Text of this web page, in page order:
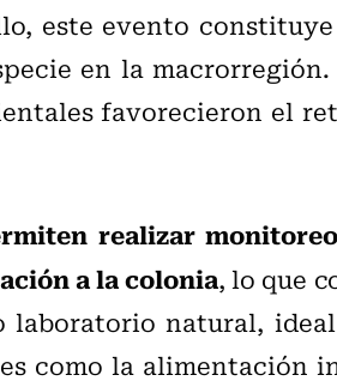
este evento
en la macrorregión.
favorecieron el
realizar
a la colonia, lo que
laboratorio natural,
como la alimentación